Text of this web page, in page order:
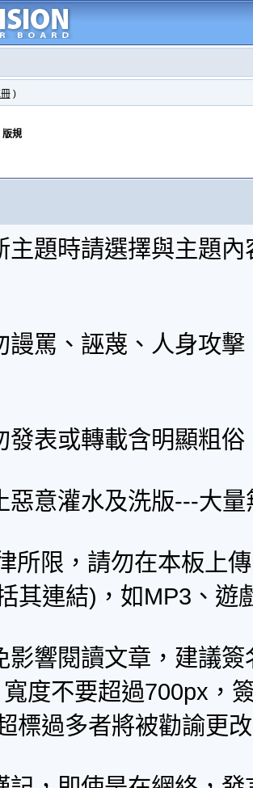
)
規
主題時請選擇與主題
謾罵、誣蔑、人身攻
發表或轉載含明顯粗
惡意灌水及洗版---大
所限，請勿在本板上
其連結)，如MP3、遊
影響閱讀文章，建議
度不要超過700px，
標過多者將被勸諭更